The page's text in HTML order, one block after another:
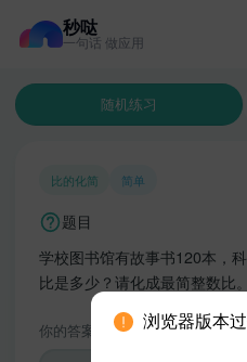
秒哒
一句话 做应用
浏览器版本